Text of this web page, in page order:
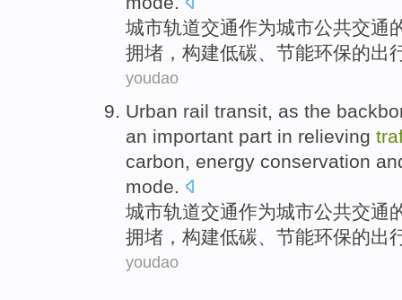
城市轨道交通作为城市公共交通
拥堵 ，构建低碳 节能环保的出
youdao
Urban rail transit, as the
an important part in relieving
carbon, energy conservation
mode.
城市轨道交通作为城市公共交通
拥堵 ，构建低碳、 节能环保的出
youdao